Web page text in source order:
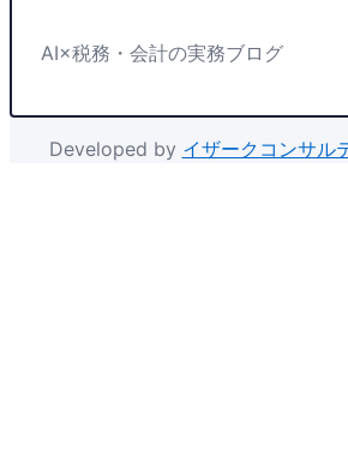
AI×税務・会計の実務ブログ
Developed by イザークコンサル